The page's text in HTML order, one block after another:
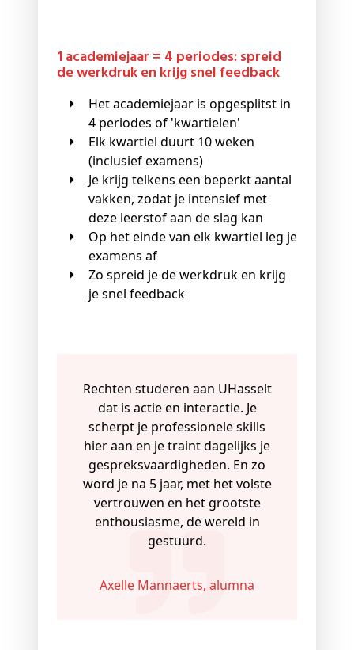
1 academiejaar = 4 periodes: spreid
de werkdruk en krijg snel feedback
Het academiejaar is opgesplitst in
4 periodes of 'kwartielen'
Elk kwartiel duurt 10 weken
(inclusief examens)
Je krijg telkens een beperkt aantal
vakken, zodat je intensief met
deze leerstof aan de slag kan
Op het einde van elk kwartiel leg je
examens af
Zo spreid je de werkdruk en krijg
je snel feedback
Rechten studeren aan UHasselt
dat is actie en interactie. Je
scherpt je professionele skills
hier aan en je traint dagelijks je
gespreksvaardigheden. En zo
word je na 5 jaar, met het volste
vertrouwen en het grootste
enthousiasme, de wereld in
gestuurd.
Axelle Mannaerts, alumna